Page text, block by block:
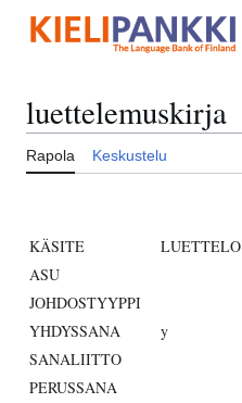
sisältöön
luettelemuskirja
Rapola Keskustelu
KÄSITE
LUETTELO
ASU
JOHDOSTYYPPI
YHDYSSANA
y
SANALIITTO
PERUSSANA